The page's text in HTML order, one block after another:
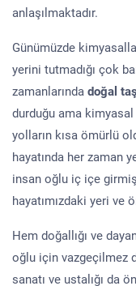
anlaşılmaktadır.
Günümüzde
yerini tutmadığı çok
zamanlarında doğal
durduğu ama kimyasal
yolların kısa ömürlü
hayatında her zaman
insan oğlu iç içe
hayatımızdaki yeri ve
Hem doğallığı ve
oğlu için vazgeçilmez
sanatı ve ustalığı da